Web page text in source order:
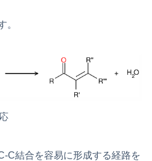
。
C結合を容易に形成する経路を